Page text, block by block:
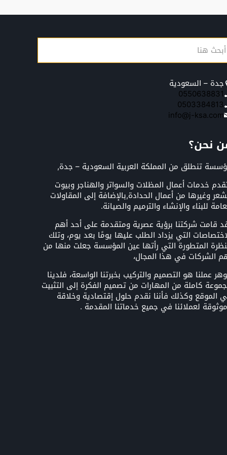
جدة – السعودية
0550638831
0503384813
info@j-ksa.com
نحن؟
تنطلق من المملكة العربية السعودية – جدة,
خدمات أعمال المظلات والسواتر والهناجر وبيوت
وغيرها من أعمال الحدادة,بالإضافة إلى المقاولات
للبناء والإنشاء والترميم والصيانة.
قامت شركتنا برؤية عصرية ومتقدمة على أحد أهم
التي يزداد الطلب عليها يومًا بعد يوم، وتلك
المتطورة التي رأتها عين المؤسسة جعلت منها من
الشركات في هذا المجال،
عملنا هو التصميم والتركيب بخبرتنا الواسعة، فلدينا
كاملة من المهارات من تصميم الفكرة إلى التثبيت
الموقع وكذلك فأننا نقدم حلول إقتصادية وخلاقة
لعملائنا في جميع خدماتنا المقدمة .